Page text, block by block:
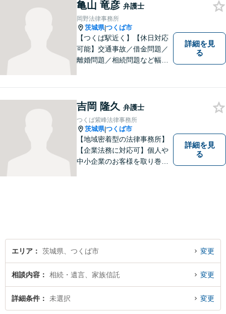
事案かどうかも含め、私が親
切・丁寧にご対応致します。
ぜひご相談ください。
亀山 竜彦 弁護士
岡野法律事務所
茨城県|つくば市
【つくば駅近く】【休日対応
可能】交通事故／借金問題／
離婚問題／相続問題など幅広
実現するために精一杯努力い
たします。お気軽にご相談く
ださい。
詳細を見
る
吉岡 隆久 弁護士
つくば紫峰法律事務所
茨城県|つくば市
【地域密着型の法律事務所】
【企業法務に対応可】個人や
中小企業のお客様を取り巻く
詳細を見
る
エリア 茨城県、つくば市 変更
相談内容 相続・遺言、家族信託 変更
詳細条件 未選択 変更